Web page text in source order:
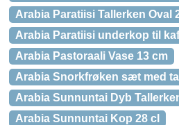
Arabia Paratiisi Tallerken Oval
Arabia Paratiisi underkop til
Arabia Pastoraali Vase 13 cm
Arabia Snorkfrøken sæt med
Arabia Sunnuntai Dyb
Arabia Sunnuntai Kop 28 cl